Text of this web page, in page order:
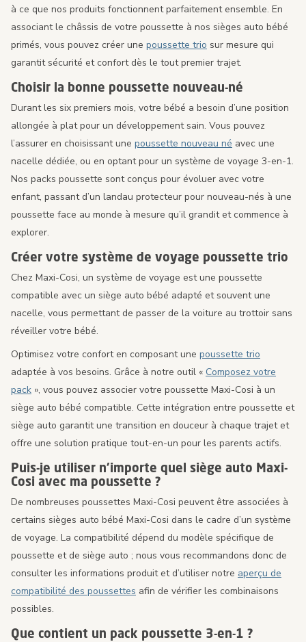
à ce que nos produits fonctionnent parfaitement ensemble. En
associant le châssis de votre poussette à nos sièges auto bébé
primés, vous pouvez créer une poussette trio sur mesure qui
garantit sécurité et confort dès le tout premier trajet.
Choisir la bonne poussette nouveau-né
Durant les six premiers mois, votre bébé a besoin d’une position
allongée à plat pour un développement sain. Vous pouvez
l’assurer en choisissant une poussette nouveau né avec une
nacelle dédiée, ou en optant pour un système de voyage 3-en-1.
Nos packs poussette sont conçus pour évoluer avec votre
enfant, passant d’un landau protecteur pour nouveau-nés à une
poussette face au monde à mesure qu’il grandit et commence à
explorer.
Créer votre système de voyage poussette trio
Chez Maxi-Cosi, un système de voyage est une poussette
compatible avec un siège auto bébé adapté et souvent une
nacelle, vous permettant de passer de la voiture au trottoir sans
réveiller votre bébé.
Optimisez votre confort en composant une poussette trio
adaptée à vos besoins. Grâce à notre outil « Composez votre
pack », vous pouvez associer votre poussette Maxi-Cosi à un
siège auto bébé compatible. Cette intégration entre poussette et
siège auto garantit une transition en douceur à chaque trajet et
offre une solution pratique tout-en-un pour les parents actifs.
Puis-je utiliser n’importe quel siège auto Maxi-
Cosi avec ma poussette ?
De nombreuses poussettes Maxi-Cosi peuvent être associées à
certains sièges auto bébé Maxi-Cosi dans le cadre d’un système
de voyage. La compatibilité dépend du modèle spécifique de
poussette et de siège auto ; nous vous recommandons donc de
consulter les informations produit et d’utiliser notre aperçu de
compatibilité des poussettes afin de vérifier les combinaisons
possibles.
Que contient un pack poussette 3-en-1 ?